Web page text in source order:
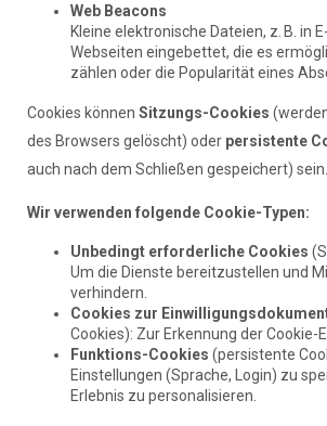
Web Beacons
Kleine elektronische Dateien, z. B. in
Webseiten eingebettet, die es
zählen oder die Popularität eines
Cookies können Sitzungs-Cookies
des Browsers gelöscht) oder persistente
auch nach dem Schließen gespeichert) sein.
Wir verwenden folgende Cookie-Typen:
Unbedingt erforderliche Cookies
Um die Dienste bereitzustellen und
verhindern.
Cookies zur
Cookies): Zur Erkennung der Cookie-
Funktions-Cookies (persistente
Einstellungen (Sprache, Login) zu
Erlebnis zu personalisieren.